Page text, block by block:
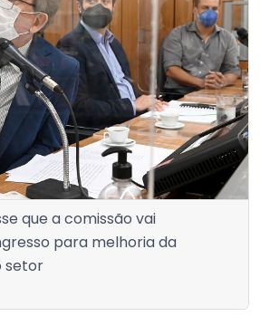
que a comissão vai
para melhoria da
setor